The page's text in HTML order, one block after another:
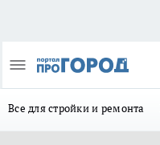
Все для стройки и ремонта